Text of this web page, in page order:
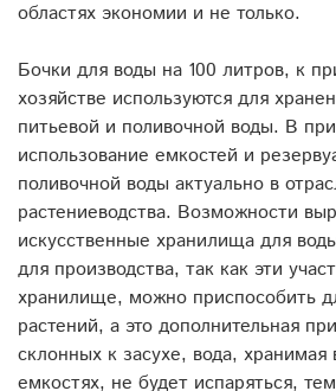
областях экономии и не только.
Бочки для воды на 100 литров, к
хозяйстве используются для
питьевой и поливочной воды. В
использование емкостей и
поливочной воды актуально в
растениеводства. Возможности
искусственные хранилища для
для производства, так как эти
хранилище, можно приспособить
растений, а это дополнительная
склонных к засухе, вода, хранимая
емкостях, не будет испаряться,